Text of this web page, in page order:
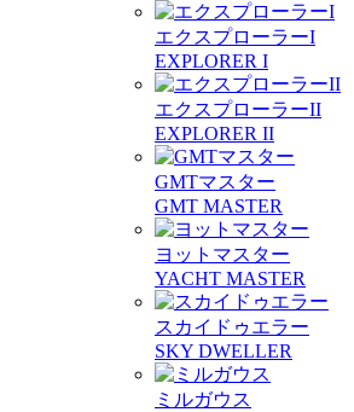
エクスプローラーI
EXPLORER I
エクスプローラーII
EXPLORER II
GMTマスター
GMT MASTER
ヨットマスター
YACHT MASTER
スカイドゥエラー
SKY DWELLER
ミルガウス